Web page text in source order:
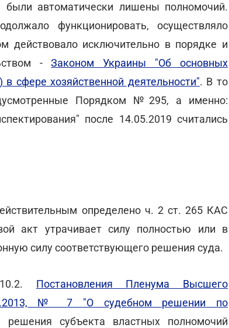
были автоматически лишены полномочий.
функционировать, осуществляло
действовало исключительно в порядке и
-Законом Украины "Об основных
в сфере хозяйственной деятельности". В то
Порядком №295, а именно:
после 14.05.2019 считались
определено ч. 2 ст. 265 КАС
акт утрачивает силу полностью или в
силу соответствующего решения суда.
Постановления Пленума Высшего
№ 7 "О судебном решении по
решения субъекта властных полномочий